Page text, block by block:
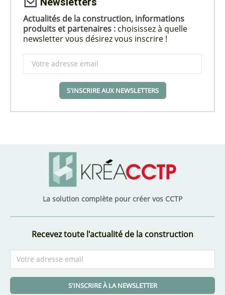
Actualités de la construction, informations
produits et partenaires : choisissez à quelle
newsletter vous désirez vous inscrire !
S'INSCRIRE AUX NEWSLETTERS
La solution complète pour créer vos CCTP
Recevez toute l'actualité de la construction
S'INSCRIRE À LA NEWSLETTER